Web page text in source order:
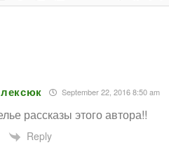
September 22, 2016 8:50 am
рассказы этого автора!!
Reply